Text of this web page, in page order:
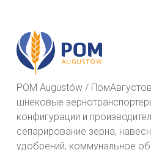
POM Augustów /
шнековые
конфигурации и
сепарирование зерна,
удобрений, коммунальное